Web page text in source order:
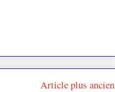
Article plus ancien